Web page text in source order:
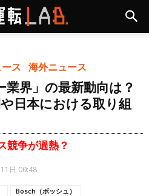
ース 海外ニュース
業界」の最新動向は？
日本における取り組
競争が過熱？
日 00:48
Bosch（ボッシュ）